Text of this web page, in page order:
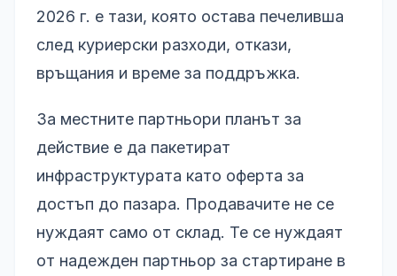
2026 г. е тази, която остава печеливша
след куриерски разходи, откази,
връщания и време за поддръжка.
За местните партньори планът за
действие е да пакетират
инфраструктурата като оферта за
достъп до пазара. Продавачите не се
нуждаят само от склад. Те се нуждаят
от надежден партньор за стартиране в